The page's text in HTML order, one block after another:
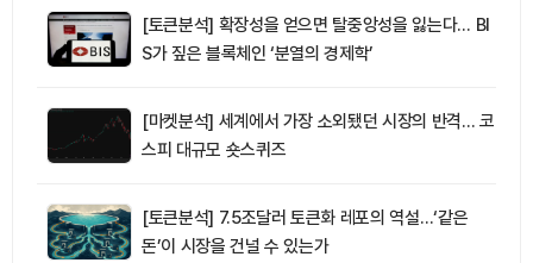
[토큰분석] 확장성을 얻으면 탈중앙성을 잃는다… BI
S가 짚은 블록체인 ‘분열의 경제학’
[마켓분석] 세계에서 가장 소외됐던 시장의 반격… 코
스피 대규모 숏스퀴즈
[토큰분석] 7.5조달러 토큰화 레포의 역설…‘같은
돈’이 시장을 건널 수 있는가